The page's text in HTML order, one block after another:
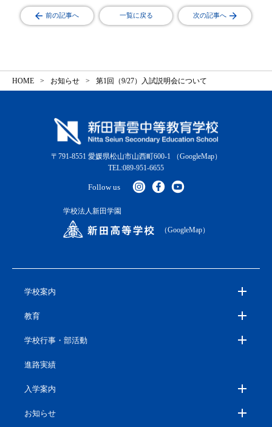
前の記事へ 一覧に戻る 次の記事へ
HOME お知らせ 第1回（9/27）入試説明会について
〒791-8551 愛媛県松山市山西町600-1
（GoogleMap）
TEL:089-951-6655
Follow us
学校法人新田学園
（GoogleMap）
学校案内
教育
学校行事・部活動
進路実績
入学案内
お知らせ